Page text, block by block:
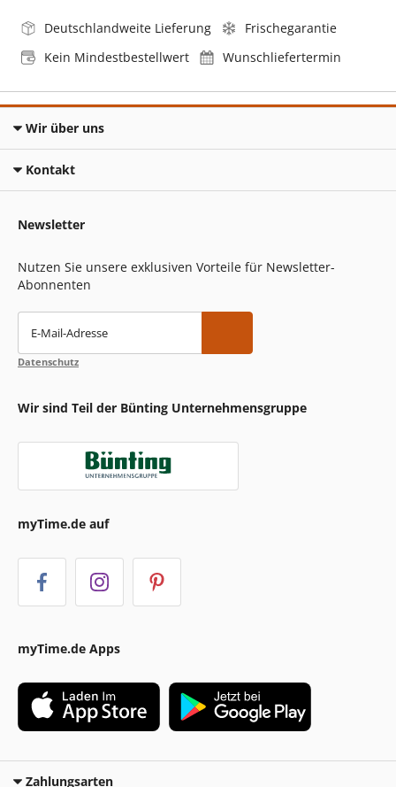
Deutschlandweite Lieferung
Frischegarantie
Kein Mindestbestellwert
Wunschliefertermin
Wir über uns
Kontakt
Newsletter
Nutzen Sie unsere exklusiven Vorteile für Newsletter-
Abonnenten
E-Mail-Adresse
Datenschutz
Wir sind Teil der Bünting Unternehmensgruppe
myTime.de auf
myTime.de Apps
Zahlungsarten